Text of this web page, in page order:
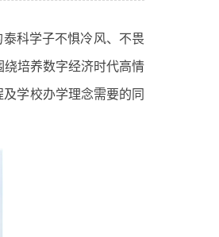
科学子不惧冷风、不畏
绕培养数字经济时代高情
学校办学理念需要的同